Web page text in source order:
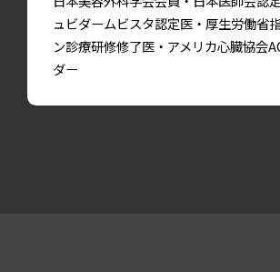
ュビダームビスタ認定医・厚生労働省
ン診療研修修了医・アメリカ心臓協会
ダー